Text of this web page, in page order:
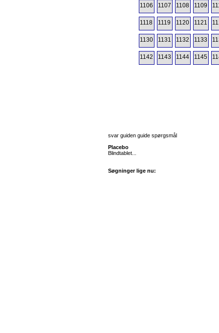
1106 1107 1108 1109
1118 1119 1120 1121
1130 1131 1132 1133
1142 1143 1144 1145
svar guiden guide spørgsmål
Placebo
Blindtablet...
Søgninger lige nu: